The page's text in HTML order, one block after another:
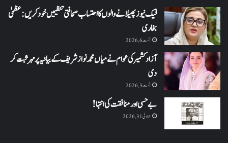
فیک نیوز پھیلانے والوں کا احتساب صحافتی تنظیمیں خود کریں: عظمیٰ
بخاری
اگست 6, 2026
آزاد کشمیر کی عوام نے میاں محمد نواز شریف کے بیانیہ پر مہر ثبت کر
دی
اگست 3, 2026
بے حسی اور منافقت کی انتہا !
جولائی 31, 2026